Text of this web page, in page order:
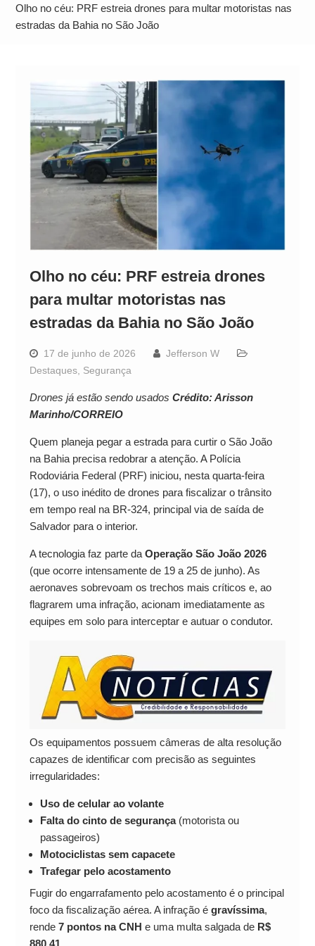
Operação Ágio: Ação policial na Bahia prende 14
suspeitos e mira rede ligada a ‘Zói de Gato’, do
Olho no céu: PRF estreia drones para multar motoristas nas
estradas da Bahia no São João
Olho no céu: PRF estreia drones
para multar motoristas nas
estradas da Bahia no São João
17 de junho de 2026
Jefferson W
Destaques, Segurança
Drones já estão sendo usados Crédito: Arisson
Marinho/CORREIO
Quem planeja pegar a estrada para curtir o São João
na Bahia precisa redobrar a atenção. A Polícia
Rodoviária Federal (PRF) iniciou, nesta quarta-feira
(17), o uso inédito de drones para fiscalizar o trânsito
em tempo real na BR-324, principal via de saída de
Salvador para o interior.
A tecnologia faz parte da Operação São João 2026
(que ocorre intensamente de 19 a 25 de junho). As
aeronaves sobrevoam os trechos mais críticos e, ao
flagrarem uma infração, acionam imediatamente as
equipes em solo para interceptar e autuar o condutor.
Os equipamentos possuem câmeras de alta resolução
capazes de identificar com precisão as seguintes
irregularidades:
Uso de celular ao volante
Falta do cinto de segurança(motorista ou
passageiros)
Motociclistas sem capacete
Trafegar pelo acostamento
Fugir do engarrafamento pelo acostamento é o principal
foco da fiscalização aérea. A infração é gravíssima,
rende 7 pontos na CNH e uma multa salgada de R$